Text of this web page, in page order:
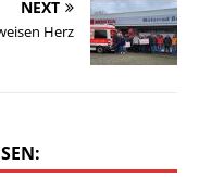
NEXT
Herz